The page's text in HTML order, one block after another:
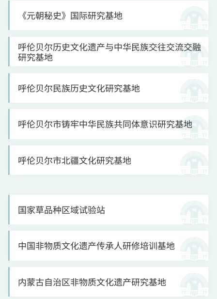
《元朝秘史》国际研究基地
呼伦贝尔历史文化遗产与中华民族交往交流交融
研究基地
呼伦贝尔民族历史文化研究基地
呼伦贝尔市铸牢中华民族共同体意识研究基地
呼伦贝尔市北疆文化研究基地
国家草品种区域试验站
中国非物质文化遗产传承人研修培训基地
内蒙古自治区非物质文化遗产研究基地